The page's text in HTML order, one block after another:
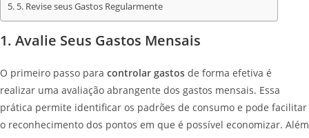
5. Revise seus Gastos Regularmente
1. Avalie Seus Gastos Mensais
O primeiro passo para controlar gastos de forma efetiva é
realizar uma avaliação abrangente dos gastos mensais. Essa
prática permite identificar os padrões de consumo e pode facilitar
o reconhecimento dos pontos em que é possível economizar. Além